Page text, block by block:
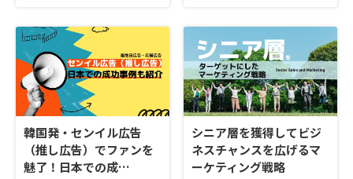
韓国発・センイル広告
（推し広告）でファンを
魅了！日本での成…
シニア層を獲得してビジ
ネスチャンスを広げるマ
ーケティング戦略